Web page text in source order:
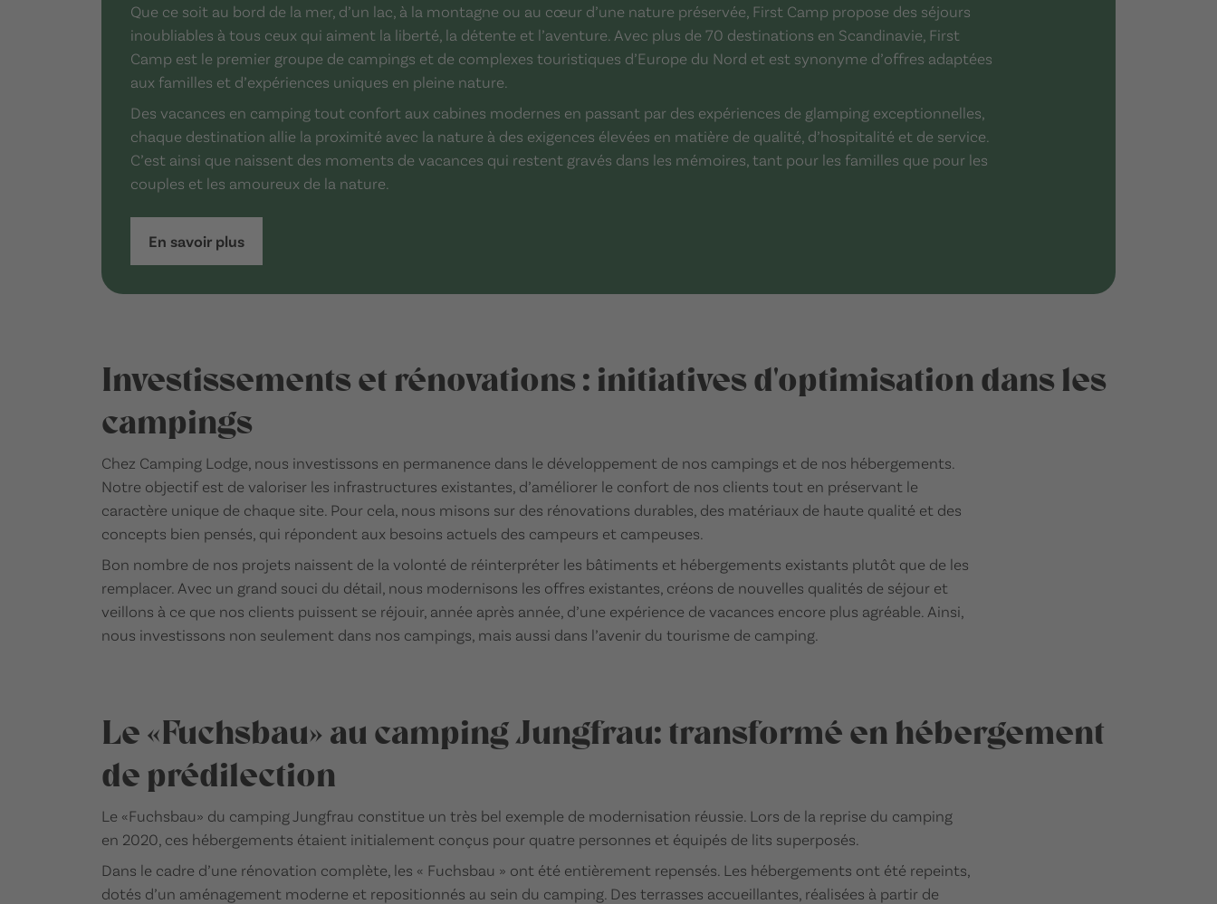
Que ce soit au bord de la mer, d’un lac, à la montagne ou au cœur d’une nature préservée, First Camp propose des séjours
inoubliables à tous ceux qui aiment la liberté, la détente et l’aventure. Avec plus de 70 destinations en Scandinavie, First
Camp est le premier groupe de campings et de complexes touristiques d’Europe du Nord et est synonyme d’offres adaptées
aux familles et d’expériences uniques en pleine nature.
Des vacances en camping tout confort aux cabines modernes en passant par des expériences de glamping exceptionnelles,
chaque destination allie la proximité avec la nature à des exigences élevées en matière de qualité, d’hospitalité et de service.
C’est ainsi que naissent des moments de vacances qui restent gravés dans les mémoires, tant pour les familles que pour les
couples et les amoureux de la nature.
En savoir plus
Investissements et rénovations : initiatives d'optimisation dans les
campings
Chez Camping Lodge, nous investissons en permanence dans le développement de nos campings et de nos hébergements.
Notre objectif est de valoriser les infrastructures existantes, d’améliorer le confort de nos clients tout en préservant le
caractère unique de chaque site. Pour cela, nous misons sur des rénovations durables, des matériaux de haute qualité et des
concepts bien pensés, qui répondent aux besoins actuels des campeurs et campeuses.
Bon nombre de nos projets naissent de la volonté de réinterpréter les bâtiments et hébergements existants plutôt que de les
remplacer. Avec un grand souci du détail, nous modernisons les offres existantes, créons de nouvelles qualités de séjour et
veillons à ce que nos clients puissent se réjouir, année après année, d’une expérience de vacances encore plus agréable. Ainsi,
nous investissons non seulement dans nos campings, mais aussi dans l’avenir du tourisme de camping.
Le «Fuchsbau» au camping Jungfrau: transformé en hébergement
de prédilection
Le «Fuchsbau» du camping Jungfrau constitue un très bel exemple de modernisation réussie. Lors de la reprise du camping
en 2020, ces hébergements étaient initialement conçus pour quatre personnes et équipés de lits superposés.
Dans le cadre d’une rénovation complète, les « Fuchsbau » ont été entièrement repensés. Les hébergements ont été repeints,
dotés d’un aménagement moderne et repositionnés au sein du camping. Des terrasses accueillantes, réalisées à partir de